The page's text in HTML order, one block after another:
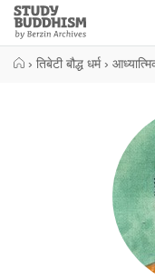
Close
Study
Buddhism
Home
› तिबेटी बौद्ध धर्म ›